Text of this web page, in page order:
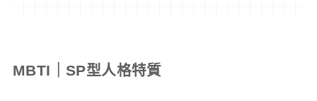
MBTI｜SP型人格特質